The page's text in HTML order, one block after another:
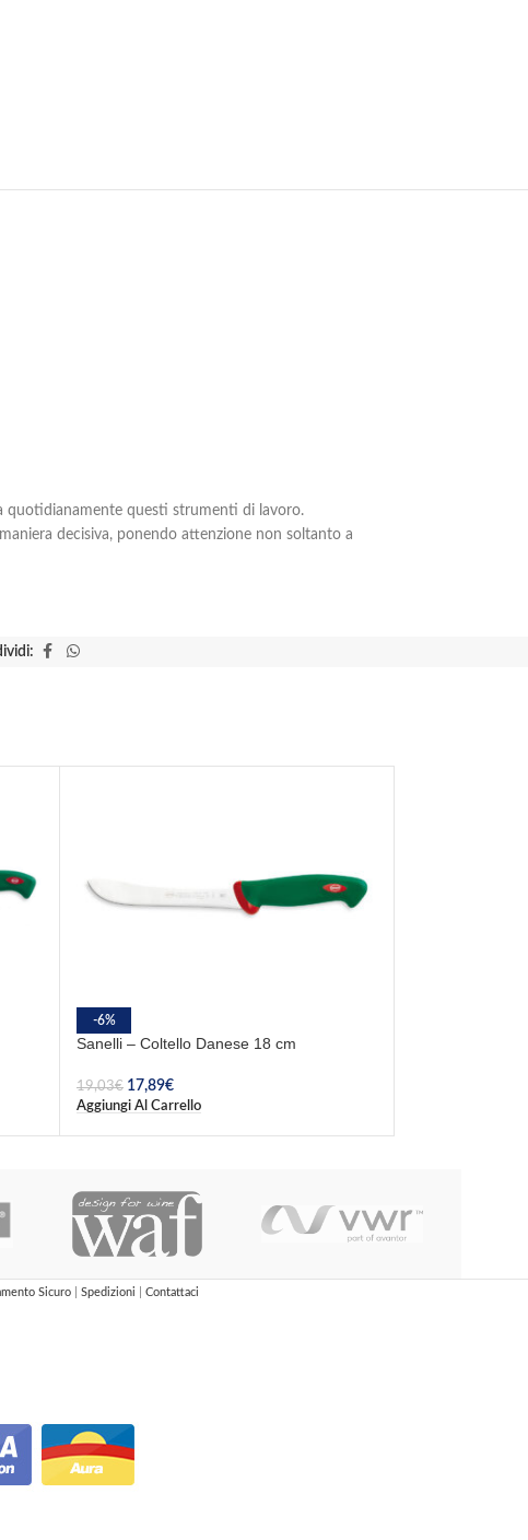
quotidianamente questi strumenti di lavoro.
decisiva, ponendo attenzione non soltanto a
-6%
Sanelli – Coltello Danese 18 cm
19,03€ 17,89€
Aggiungi Al Carrello
Sicuro Spedizioni Contattaci